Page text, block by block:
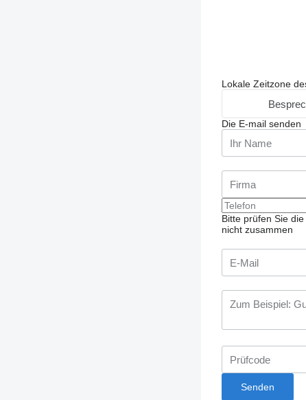
Lokale Zeitzone
Die E-mail senden
Bitte prüfen Sie
nicht zusammen